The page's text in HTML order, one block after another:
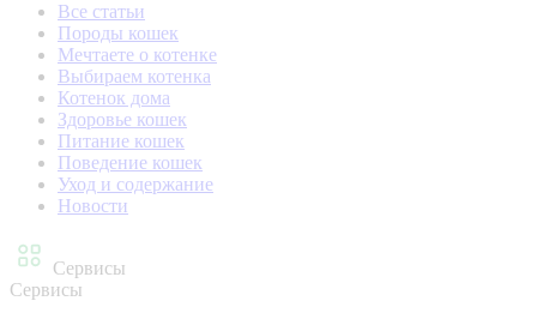
Все статьи
Породы кошек
Мечтаете о котенке
Выбираем котенка
Котенок дома
Здоровье кошек
Питание кошек
Поведение кошек
Уход и содержание
Новости
Сервисы
Сервисы